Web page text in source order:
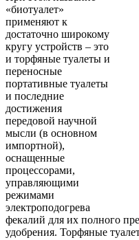
«биотуалет»
применяют к
достаточно широкому
кругу устройств – это
и торфяные туалеты и
переносные
портативные туалеты
и последние
достижения
передовой научной
мысли (в основном
импортной),
оснащенные
процессорами,
управляющими
режимами
электроподогрева
фекалий для их полного
удобрения. Торфяные